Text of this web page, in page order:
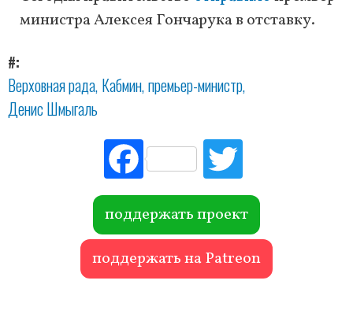
министра Алексея Гончарука в отставку.
#
Верховная рада Кабмин премьер-министр
Денис Шмыгаль
Fac
ebo
ok r
поддержать проект
поддержать на Patreon